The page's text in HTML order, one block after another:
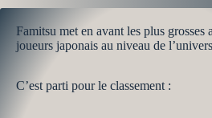
Famitsu met en avant les plus grosses
joueurs japonais au niveau de
C’est parti pour le classement :